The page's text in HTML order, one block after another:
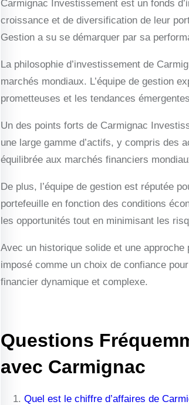
Carmignac Investissement est un fonds
croissance et de diversification de leur
Gestion a su se démarquer par sa
La philosophie d’investissement de
marchés mondiaux. L’équipe de gestion
prometteuses et les tendances
Un des points forts de Carmignac
une large gamme d’actifs, y compris des
équilibrée aux marchés financiers
De plus, l’équipe de gestion est réputée
portefeuille en fonction des conditions
les opportunités tout en minimisant les
Avec un historique solide et une
imposé comme un choix de confiance
financier dynamique et complexe.
Questions
avec Carmignac
Quel est le chiffre d’affaires de